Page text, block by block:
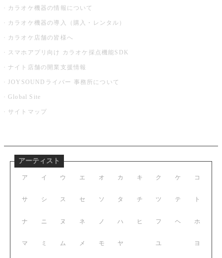
カラオケ機器の情報について
カラオケ機器の導入（購入・レンタル）
カラオケ店舗の皆様へ
スマホアプリ向け カラオケ採点機能SDK
ナイト店舗の開業支援情報
JOYSOUNDライバー 事務所について
Global Site
サイトマップ
アーティスト
ア イ ウ エ オ
サ シ ス セ ソ
ナ ニ ヌ ネ ノ
マ ミ ム メ モ
カ キ ク ケ コ
タ チ ツ テ ト
ハ ヒ フ ヘ ホ
ヤ ユ ヨ